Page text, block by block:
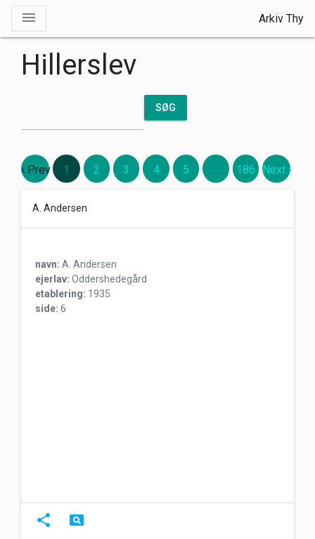
Toggle drawer
menu Arkiv Thy
Hillerslev
SØG
‹ Prev 1 2 3 4 5 … 186 Next ›
A. Andersen
navn: A. Andersen
ejerlav: Oddershedegård
etablering: 1935
side: 6
share pageview